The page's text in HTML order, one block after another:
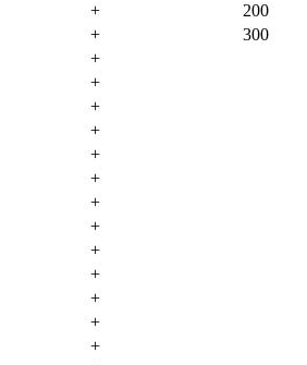
+
200
+
300
+
+
+
+
+
+
+
+
+
+
+
+
+